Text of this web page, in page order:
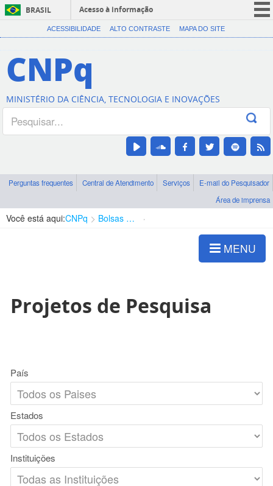
BRASIL
Acesso à informação
CORONAVÍRUS (COVID-19)
Canais
ACESSIBILIDADE ALTO CONTRASTE MAPA DO SITE
CNPq
MINISTÉRIO DA CIÊNCIA, TECNOLOGIA E INOVAÇÕES
Perguntas frequentes Central de Atendimento Serviços
E-mail do Pesquisador
Área de imprensa
Você está aqui:CNPq Bolsas e Auxílios Vigentes
MENU
Projetos de Pesquisa
País
Estados
Instituições